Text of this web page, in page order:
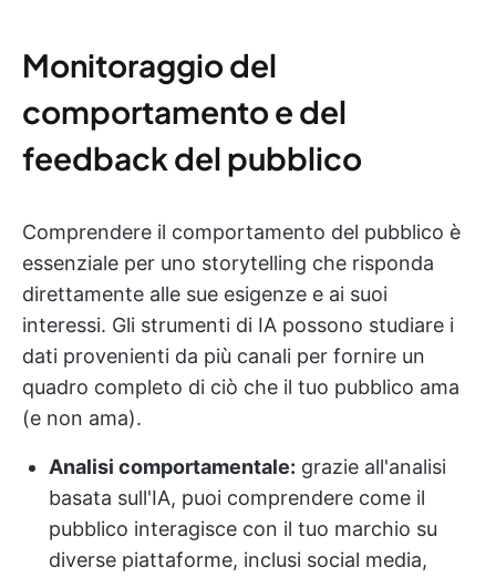
Monitoraggio del
comportamento e del
feedback del pubblico
Comprendere il comportamento del pubblico è
essenziale per uno storytelling che risponda
direttamente alle sue esigenze e ai suoi
interessi. Gli strumenti di IA possono studiare i
dati provenienti da più canali per fornire un
quadro completo di ciò che il tuo pubblico ama
(e non ama).
Analisi comportamentale: grazie all'analisi
basata sull'IA, puoi comprendere come il
pubblico interagisce con il tuo marchio su
diverse piattaforme, inclusi social media,